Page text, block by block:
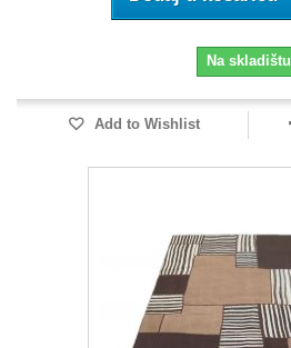
Na skladištu
Add to Wishlist